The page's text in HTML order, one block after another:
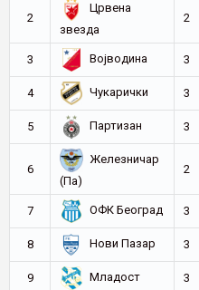
2
Црвена
звезда
2
3 Војводина 3
4 Чукарички 3
5 Партизан 3
6
Железничар
(Па)
2
7 ОФК Београд 3
8 Нови Пазар 3
9 Младост 3